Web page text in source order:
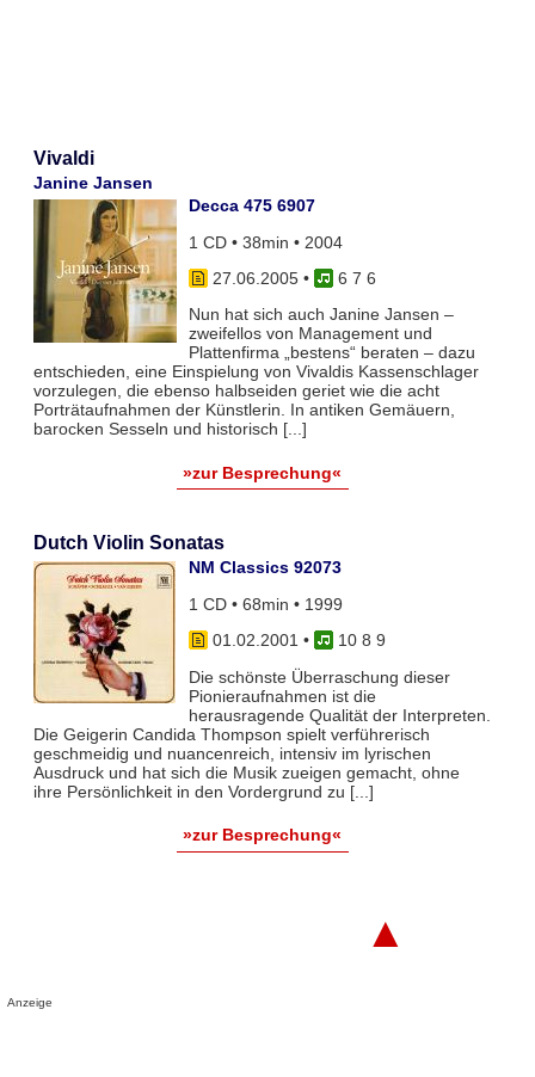
Vivaldi
Janine Jansen
Decca 475 6907
1 CD • 38min • 2004
27.06.2005•
6 7 6
Nun hat sich auch Janine Jansen –
zweifellos von Management und
Plattenfirma „bestens“ beraten – dazu
entschieden, eine Einspielung von Vivaldis Kassenschlager
vorzulegen, die ebenso halbseiden geriet wie die acht
Porträtaufnahmen der Künstlerin. In antiken Gemäuern,
barocken Sesseln und historisch [...]
»zur Besprechung«
Dutch Violin Sonatas
NM Classics 92073
1 CD • 68min • 1999
01.02.2001 •
10 8 9
Die schönste Überraschung dieser
Pionieraufnahmen ist die
herausragende Qualität der Interpreten.
Die Geigerin Candida Thompson spielt verführerisch
geschmeidig und nuancenreich, intensiv im lyrischen
Ausdruck und hat sich die Musik zueigen gemacht, ohne
ihre Persönlichkeit in den Vordergrund zu [...]
»zur Besprechung«
▲
Anzeige